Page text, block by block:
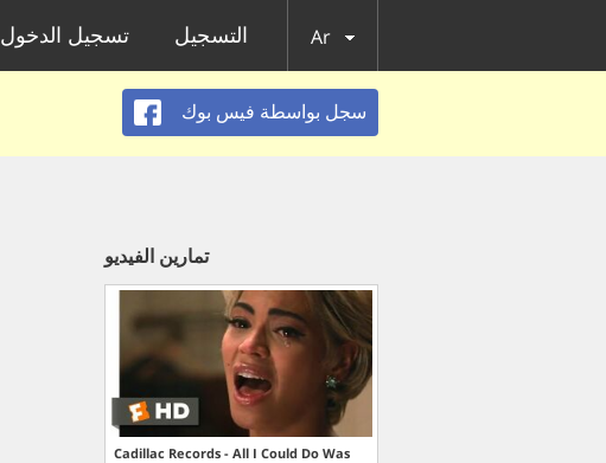
تسجيل الدخول التسجيل Ar
سجل بواسطة فيس بوك
تمارين الفيديو
Cadillac Records - All I Could Do Was